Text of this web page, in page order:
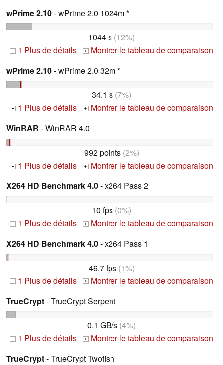
wPrime 2.10- wPrime 2.0 1024m *
1044 s (12%)
+ 1 Plus de détails + Montrer le tableau de comparaison
wPrime 2.10- wPrime 2.0 32m *
34.1 s (7%)
+ 1 Plus de détails + Montrer le tableau de comparaison
WinRAR - WinRAR 4.0
992 points(2%)
+ 1 Plus de détails + Montrer le tableau de comparaison
X264 HD Benchmark 4.0- x264 Pass 2
10 fps (0%)
+ 1 Plus de détails + Montrer le tableau de comparaison
X264 HD Benchmark 4.0- x264 Pass 1
46.7 fps(1%)
+ 1 Plus de détails + Montrer le tableau de comparaison
TrueCrypt- TrueCrypt Serpent
0.1 GB/s (4%)
+ 1 Plus de détails + Montrer le tableau de comparaison
TrueCrypt- TrueCrypt Twofish